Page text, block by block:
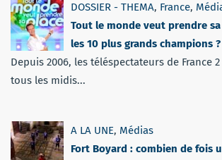
DOSSIER - THEMA, France,
Tout le monde veut prendre
les 10 plus grands champions ?
Depuis 2006, les téléspectateurs de France
tous les midis...
A LA UNE, Médias
Fort Boyard : combien de fois